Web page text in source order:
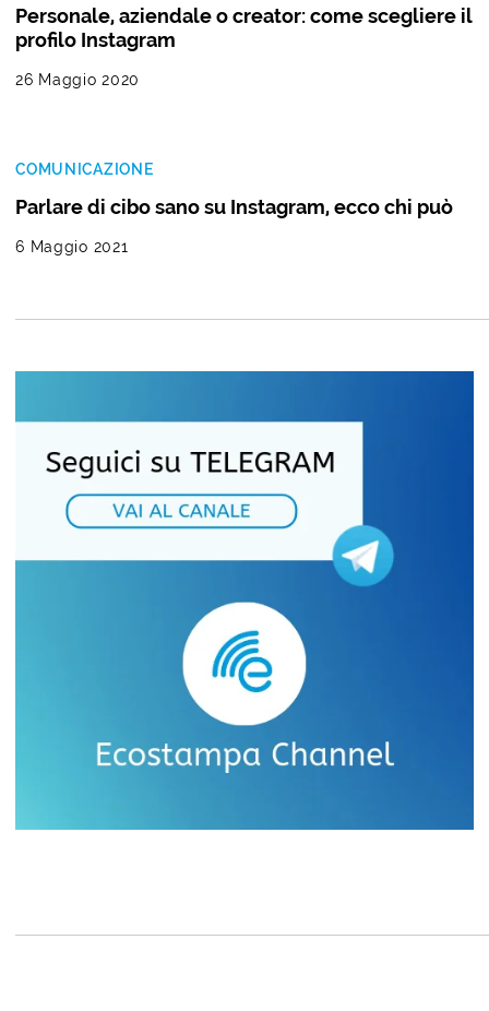
Personale, aziendale o creator: come scegliere il
profilo Instagram
26 Maggio 2020
COMUNICAZIONE
Parlare di cibo sano su Instagram, ecco chi può
6 Maggio 2021